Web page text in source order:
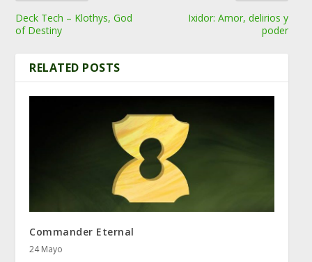
Deck Tech – Klothys, God
of Destiny
Ixidor: Amor, delirios y
poder
RELATED POSTS
Commander Eternal
24 Mayo